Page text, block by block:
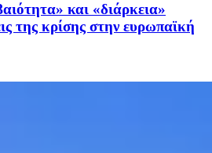
και «διάρκεια»
της κρίσης στην ευρωπαϊκή